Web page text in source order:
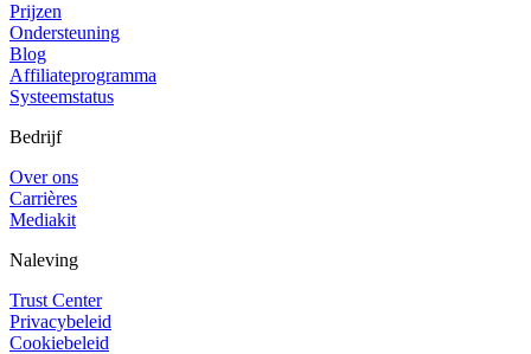
Prijzen
Ondersteuning
Blog
Affiliateprogramma
Systeemstatus
Bedrijf
Over ons
Carrières
Mediakit
Naleving
Trust Center
Privacybeleid
Cookiebeleid